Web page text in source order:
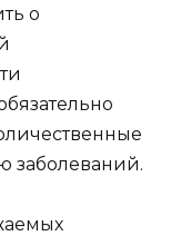
о
заболеваний.